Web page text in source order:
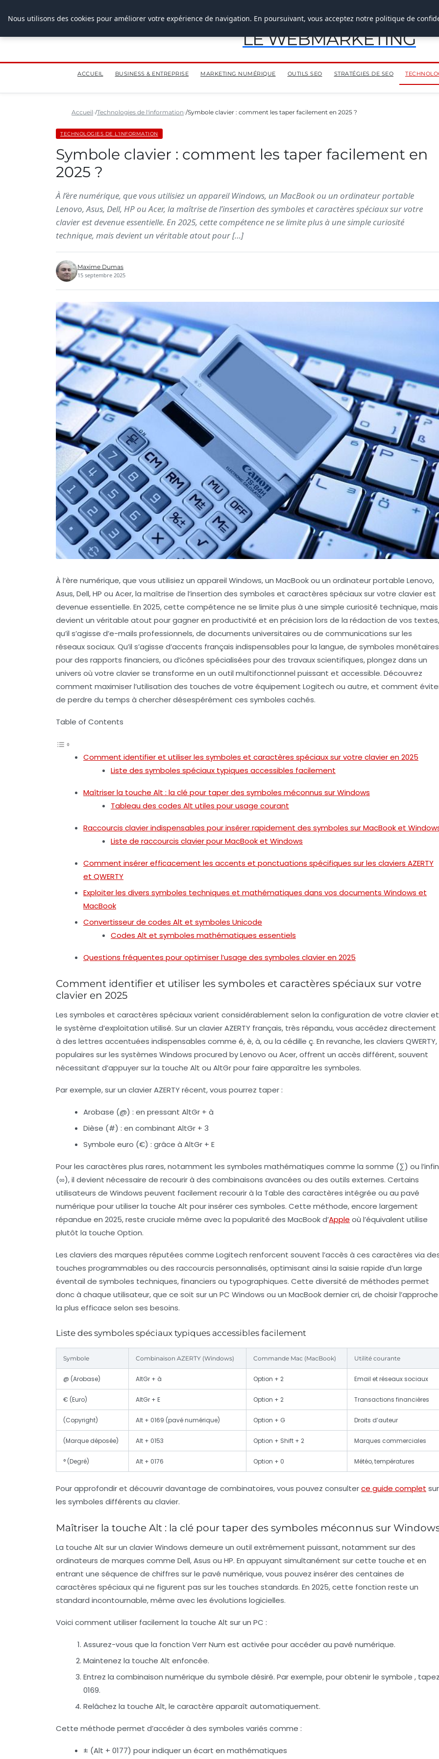
LE WEBMARKETING
ACCUEIL BUSINESS & ENTREPRISE MARKETING NUMÉRIQUE OUTILS SEO STRATÉGIES DE SEO
Accueil Technologies de l'information Symbole clavier : comment les taper facilement en 2025 ?
TECHNOLOGIES DE L'INFORMATION
Symbole clavier : comment les taper facilement en
2025 ?
À l’ère numérique, que vous utilisiez un appareil Windows, un MacBook ou un ordinateur portable
Lenovo, Asus, Dell, HP ou Acer, la maîtrise de l’insertion des symboles et caractères spéciaux sur votre
clavier est devenue essentielle. En 2025, cette compétence ne se limite plus à une simple curiosité
technique, mais devient un véritable atout pour […]
Maxime Dumas
15 septembre 2025
À l’ère numérique, que vous utilisiez un appareil Windows, un MacBook ou un ordinateur portable Lenovo,
Asus, Dell, HP ou Acer, la maîtrise de l’insertion des symboles et caractères spéciaux sur votre clavier est
devenue essentielle. En 2025, cette compétence ne se limite plus à une simple curiosité technique, mais
devient un véritable atout pour gagner en productivité et en précision lors de la rédaction de vos textes,
qu’il s’agisse d’e-mails professionnels, de documents universitaires ou de communications sur les
réseaux sociaux. Qu’il s’agisse d’accents français indispensables pour la langue, de symboles monétaires
pour des rapports financiers, ou d’icônes spécialisées pour des travaux scientifiques, plongez dans un
univers où votre clavier se transforme en un outil multifonctionnel puissant et accessible. Découvrez
comment maximiser l’utilisation des touches de votre équipement Logitech ou autre, et comment
de perdre du temps à chercher désespérément ces symboles cachés.
Table of Contents
Comment identifier et utiliser les symboles et caractères spéciaux sur votre clavier en 2025
Liste des symboles spéciaux typiques accessibles facilement
Maîtriser la touche Alt : la clé pour taper des symboles méconnus sur Windows
Tableau des codes Alt utiles pour usage courant
Raccourcis clavier indispensables pour insérer rapidement des symboles sur MacBook et
Liste de raccourcis clavier pour MacBook et Windows
Comment insérer efficacement les accents et ponctuations spécifiques sur les claviers AZERTY
et QWERTY
Exploiter les divers symboles techniques et mathématiques dans vos documents Windows et
MacBook
Convertisseur de codes Alt et symboles Unicode
Codes Alt et symboles mathématiques essentiels
Questions fréquentes pour optimiser l’usage des symboles clavier en 2025
Comment identifier et utiliser les symboles et caractères spéciaux sur votre
clavier en 2025
Les symboles et caractères spéciaux varient considérablement selon la configuration de votre clavier et
le système d’exploitation utilisé. Sur un clavier AZERTY français, très répandu, vous accédez directement
à des lettres accentuées indispensables comme é, è, à, ou la cédille ç. En revanche, les claviers QWERTY,
populaires sur les systèmes Windows procured by Lenovo ou Acer, offrent un accès différent, souvent
nécessitant d’appuyer sur la touche Alt ou AltGr pour faire apparaître les symboles.
Par exemple, sur un clavier AZERTY récent, vous pourrez taper :
Arobase (@) : en pressant AltGr + à
Dièse (#) : en combinant AltGr + 3
Symbole euro (€) : grâce à AltGr + E
Pour les caractères plus rares, notamment les symboles mathématiques comme la somme (∑) ou
(∞), il devient nécessaire de recourir à des combinaisons avancées ou des outils externes. Certains
utilisateurs de Windows peuvent facilement recourir à la Table des caractères intégrée ou au pavé
numérique pour utiliser la touche Alt pour insérer ces symboles. Cette méthode, encore largement
répandue en 2025, reste cruciale même avec la popularité des MacBook d’Apple où l’équivalent utilise
plutôt la touche Option.
Les claviers des marques réputées comme Logitech renforcent souvent l’accès à ces caractères via
touches programmables ou des raccourcis personnalisés, optimisant ainsi la saisie rapide d’un large
éventail de symboles techniques, financiers ou typographiques. Cette diversité de méthodes permet
donc à chaque utilisateur, que ce soit sur un PC Windows ou un MacBook dernier cri, de choisir l’approche
la plus efficace selon ses besoins.
Liste des symboles spéciaux typiques accessibles facilement
Symbole Combinaison AZERTY (Windows) Commande Mac (MacBook) Utilité courante
@ (Arobase) AltGr + à Option + 2 Email et réseaux sociaux
€ (Euro) AltGr + E Option + 2 Transactions financières
(Copyright) Alt + 0169 (pavé numérique) Option + G Droits d’auteur
(Marque déposée) Alt + 0153 Option + Shift + 2 Marques commerciales
° (Degré) Alt + 0176 Option + 0 Météo, températures
Pour approfondir et découvrir davantage de combinatoires, vous pouvez consulterce guide complet sur
les symboles différents au clavier.
Maîtriser la touche Alt : la clé pour taper des symboles méconnus sur
La touche Alt sur un clavier Windows demeure un outil extrêmement puissant, notamment sur des
ordinateurs de marques comme Dell, Asus ou HP. En appuyant simultanément sur cette touche et en
entrant une séquence de chiffres sur le pavé numérique, vous pouvez insérer des centaines de
caractères spéciaux qui ne figurent pas sur les touches standards. En 2025, cette fonction reste un
standard incontournable, même avec les évolutions logicielles.
Voici comment utiliser facilement la touche Alt sur un PC :
Assurez-vous que la fonction Verr Num est activée pour accéder au pavé numérique.
Maintenez la touche Alt enfoncée.
Entrez la combinaison numérique du symbole désiré. Par exemple, pour obtenir le symbole ,
0169.
Relâchez la touche Alt, le caractère apparaît automatiquement.
Cette méthode permet d’accéder à des symboles variés comme :
± (Alt + 0177) pour indiquer un écart en mathématiques
Nous utilisons des cookies pour améliorer votre expérience de navigation. En poursuivant, vous acceptez notre politique de